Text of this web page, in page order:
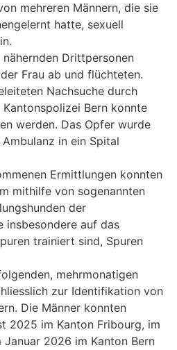
mehreren Männern, die sie
hatte, sexuell
Drittpersonen
Frau ab und flüchteten.
Nachsuche durch
Bern konnte
werden. Das Opfer wurde
in ein Spital
Ermittlungen konnten
mithilfe von sogenannten
der
insbesondere auf das
trainiert sind, Spuren
mehrmonatigen
zur Identifikation von
Die Männer konnten
2025 im Kanton Fribourg, im
2026 im Kanton Bern